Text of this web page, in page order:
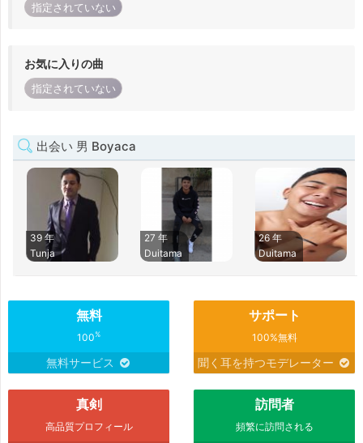
指定されていない
お気に入りの曲
指定されていない
出会い 男 Boyaca
39 年
Tunja
27 年
Duitama
26 年
Duitama
無料
100%
無料サービス
サポート
100%無料
聞く耳を持つモデレーター
真剣
高品質プロフィール
訪問者
頻繁に訪問される